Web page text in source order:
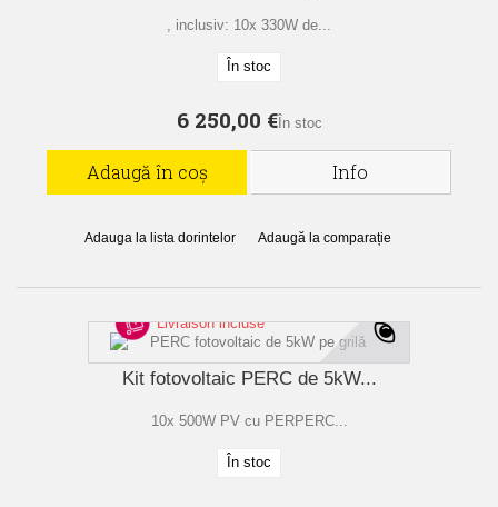
, inclusiv: 10x 330W de...
În stoc
6 250,00 €În stoc
Adaugă în coș Info
Adauga la lista dorintelor Adaugă la comparație
Livraison incluse
Kit fotovoltaic PERC de 5kW...
10x 500W PV cu PERPERC...
În stoc